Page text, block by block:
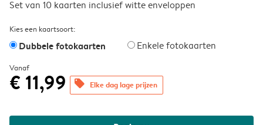
Set van 10 kaarten inclusief witte enveloppen
Kies een kaartsoort:
Dubbele fotokaarten Enkele fotokaarten
Vanaf
€ 11,99 offers Elke dag lage prijzen